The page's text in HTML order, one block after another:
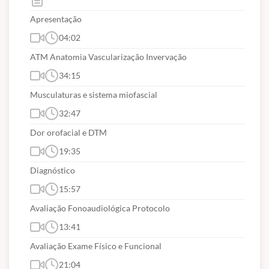
seja, com ele você estará completamente habilitado(a) para atender
esse tipo de alteração articular e trabalhar com a diminuição das
dores orofaciais.
AULA JÁ DISPONÍVEL! FAÇA SUA INSCRIÇÃO PARA
Curso Ministrado pela Fonoaudióloga Danielle Barreto CRFa 5 -
Apresentação
04:02
ATM Anatomia Vascularização Invervação
34:15
Musculaturas e sistema miofascial
32:47
Dor orofacial e DTM
19:35
Diagnóstico
15:57
Avaliação Fonoaudiológica Protocolo
13:41
Avaliação Exame Físico e Funcional
21:04